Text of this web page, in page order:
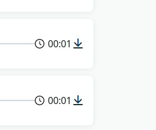
00:01
00:01